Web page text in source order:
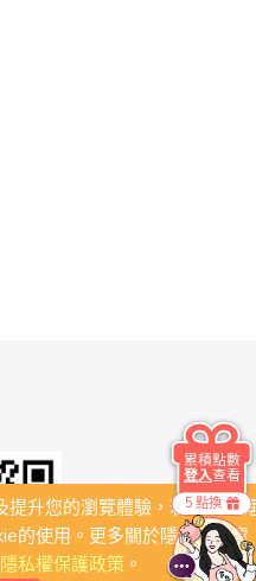
升您的瀏覽體驗，若繼續瀏
的使用。更多關於隱私保護資
隱私權保護政策。
5 點換
累積點數
登入查看